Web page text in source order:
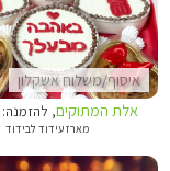
איסוף/משלוח אשקלון
אלת המתוקים
אלת המתוקים, להזמנה:
מארז עידוד לבידוד